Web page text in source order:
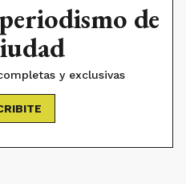
de
y exclusivas